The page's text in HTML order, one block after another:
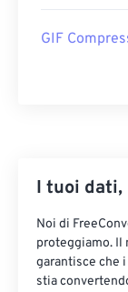
GIF
I tuoi
Noi di
proteggiamo. Il
garantisce che
stia